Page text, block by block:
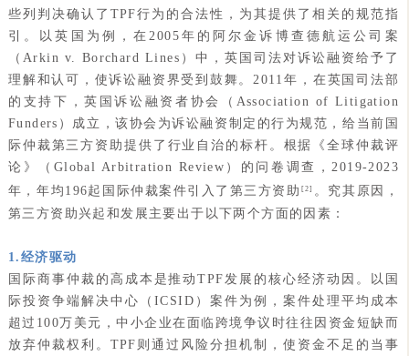
些列判决确认了TPF行为的合法性，为其提供了相关的规范指
引。以英国为例，在2005年的阿尔金诉博查德航运公司案
（Arkin v. Borchard Lines）中，英国司法对诉讼融资给予了
理解和认可，使诉讼融资界受到鼓舞。2011年，在英国司法部
的支持下，英国诉讼融资者协会（Association of Litigation
Funders）成立，该协会为诉讼融资制定的行为规范，给当前国
际仲裁第三方资助提供了行业自治的标杆。根据《全球仲裁评
论》（Global Arbitration Review）的问卷调查，2019-2023
年，年均196起国际仲裁案件引入了第三方资助 [2] 。究其原因，
第三方资助兴起和发展主要出于以下两个方面的因素：
1.经济驱动
国际商事仲裁的高成本是推动TPF发展的核心经济动因。以国
际投资争端解决中心（ICSID）案件为例，案件处理平均成本
超过100万美元，中小企业在面临跨境争议时往往因资金短缺而
放弃仲裁权利。TPF则通过风险分担机制，使资金不足的当事